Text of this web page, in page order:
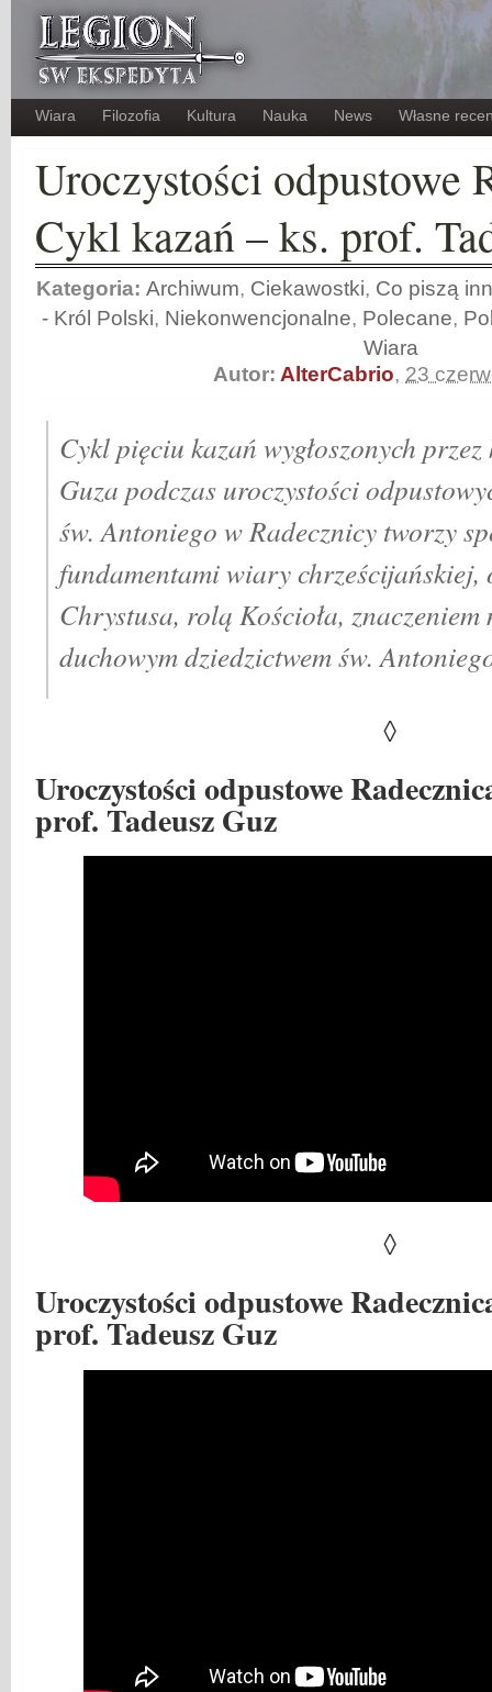
Wiara Filozofia Kultura Nauka News Własne
Uroczystości odpustowe
Cykl kazań – ks. prof.
Kategoria: Archiwum, Ciekawostki, Co piszą
- Król Polski, Niekonwencjonalne, Polecane,
Wiara
Autor: AlterCabrio, 23
Cykl pięciu kazań wygłoszonych
Guza podczas uroczystości
św. Antoniego w Radecznicy tworzy
fundamentami wiary chrześcijańskiej,
Chrystusa, rolą Kościoła,
duchowym dziedzictwem św.
◊
Uroczystości odpustowe
prof. Tadeusz Guz
◊
Uroczystości odpustowe
prof. Tadeusz Guz